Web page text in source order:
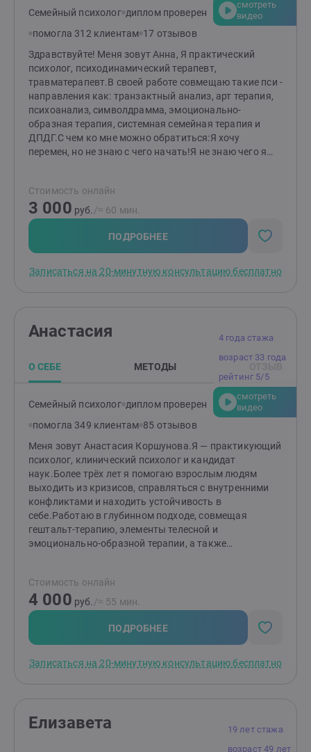
смотреть
видео
Семейный психолог диплом проверен
помогла 312 клиентам 17 отзывов
Здравствуйте! Меня зовут Анна, Я практический
психолог, психодинамический терапевт,
травматерапевт.В своей работе совмещаю такие пси -
направления как: транзактный анализ, арт терапия,
психоанализ, символдрамма, эмоционально-
образная терапия, системная семейная терапия и
ДПДГ.С чем ко мне можно обратиться:Я хочу
перемен, но не знаю с чего начать!Я не знаю чего я
подавленно, депрессивно;Я запутался/запуталась и
не знаю, что делать и куда идти;Не чувствую радости
и "вкуса жизни". Исчезли краски;"Хочу научиться
управлять своими эмоциями";Мучает бессоница;Не
получается достигнуть цели;Низкая самооценка и нет
поделиться своими переживаниями и чувствами;Не
психосоматика:тревожность, неврозы, панические
поведение);Токсичные чувства Стыда и
Вины;Проблемы с личными границами, выражении
собственного мнения;Фобии;ПТСР и КПТСР.Семейное
консультирование и консультирование пар;Работа с
подростками 13(+) индивидуально и в рамках
системной семейной терапии.
Стоимость онлайн
3 000 руб. /≈ 60 мин.
ПОДРОБНЕЕ
Записаться на 20-минутную консультацию бесплатно
4 года стажа
возраст 33 года
рейтинг 5/5
смотреть
видео
Анастасия
О СЕБЕ МЕТОДЫ
Семейный психолог диплом проверен
помогла 349 клиентам 85 отзывов
Меня зовут Анастасия Коршунова.Я — практикующий
психолог, клинический психолог и кандидат
наук.Более трёх лет я помогаю взрослым людям
выходить из кризисов, справляться с внутренними
конфликтами и находить устойчивость в
себе.Работаю в глубинном подходе, совмещая
гештальт-терапию, элементы телесной и
эмоционально-образной терапии, а также
скрыто за симптомами и привычными реакциями. В
центре моего внимания — не «что не так», а как
именно человек научился жить, чтобы выжить, и как
теперь можно жить по-другому — в контакте с собой.
Стоимость онлайн
4 000 руб. /≈ 55 мин.
ПОДРОБНЕЕ
Записаться на 20-минутную консультацию бесплатно
19 лет стажа
возраст 49 лет
Елизавета